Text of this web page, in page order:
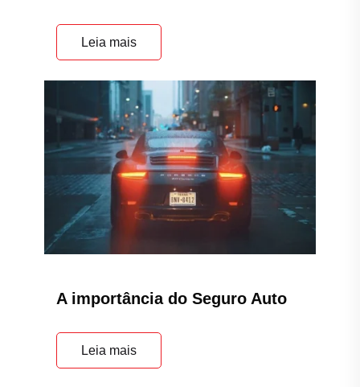
Leia mais
A importância do Seguro Auto
Leia mais